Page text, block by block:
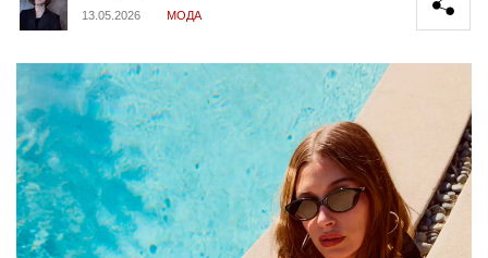
13.05.2026
МОДА